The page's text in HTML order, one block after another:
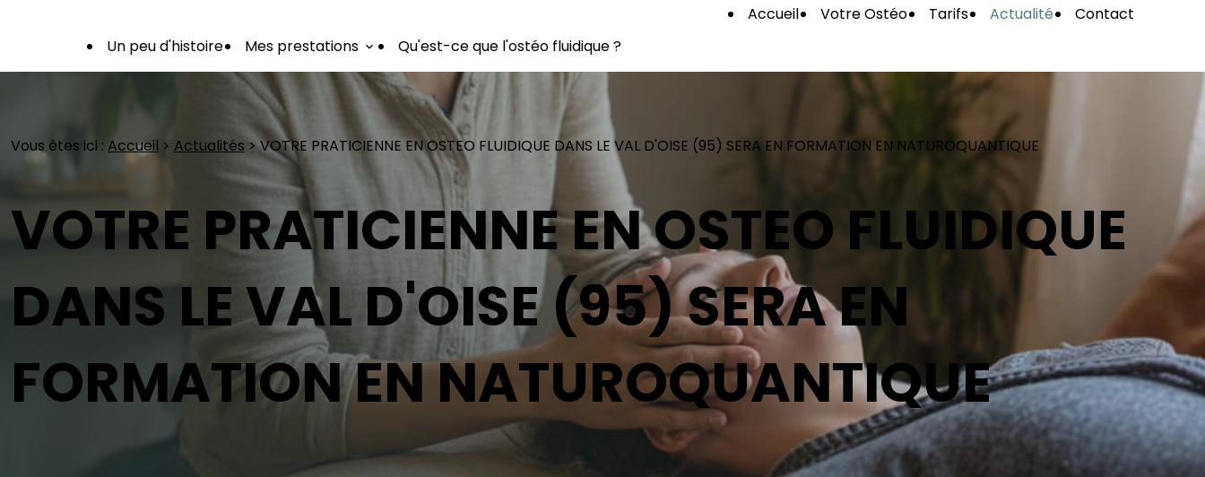
Accueil Votre Ostéo Tarifs Actualité
Contact
Un peu d'histoire
Mes prestations Qu'est-ce que l'ostéo fluidique ?
Vous êtes ici : Accueil > Actualités > VOTRE PRATICIENNE EN OSTEO FLUIDIQUE DANS LE VAL D'OISE (95) SERA EN FORMATION EN NATUROQUANTIQUE
VOTRE PRATICIENNE EN OSTEO FLUIDIQUE
DANS LE VAL D'OISE (95) SERA EN
FORMATION EN NATUROQUANTIQUE